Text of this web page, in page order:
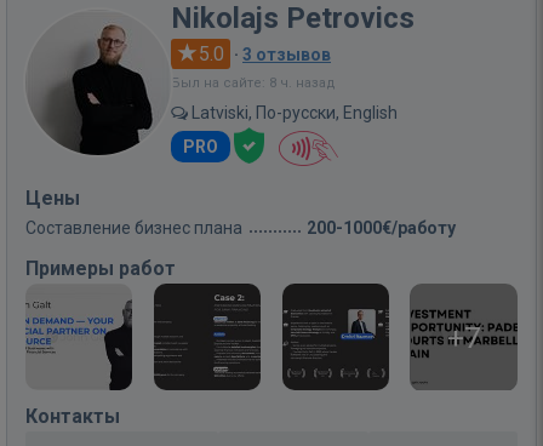
Nikolajs Petrovics
5.0 · 3 отзывов
Был на сайте: 8 ч. назад
Latviski, По-русски, English
PRO
Цены
Составление бизнес плана 200-1000€/работу
Примеры работ
+7
Контакты